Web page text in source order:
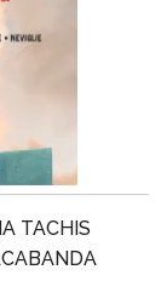
TACHIS